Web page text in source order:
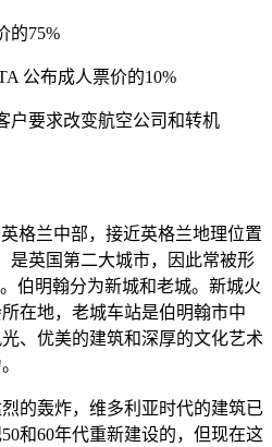
的75%
公布成人票价的10%
户要求改变航空公司和转机
格兰中部，接近英格兰地理位置
是英国第二大城市，因此常被形
伯明翰分为新城和老城。新城火
在地，老城车站是伯明翰市中
、优美的建筑和深厚的文化艺术
的轰炸，维多利亚时代的建筑已
和60年代重新建设的，但现在这